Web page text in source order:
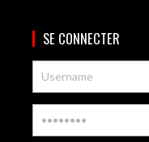
SE CONNECTER